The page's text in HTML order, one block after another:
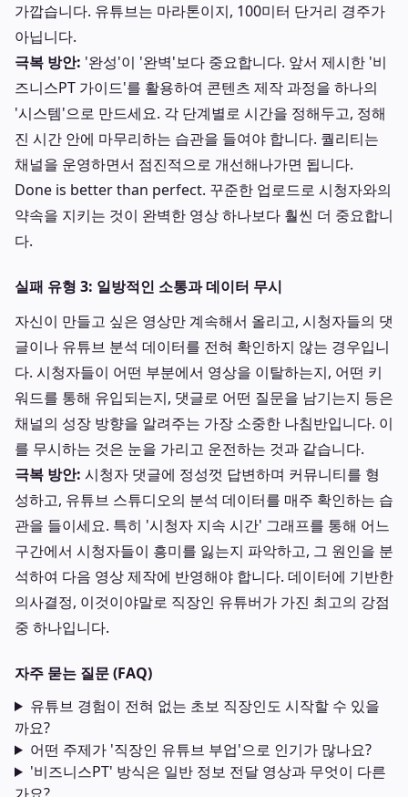
가깝습니다. 유튜브는 마라톤이지, 100미터 단거리 경주가
아닙니다.
극복 방안: '완성'이 '완벽'보다 중요합니다. 앞서 제시한 '비
즈니스PT 가이드'를 활용하여 콘텐츠 제작 과정을 하나의
'시스템'으로 만드세요. 각 단계별로 시간을 정해두고, 정해
진 시간 안에 마무리하는 습관을 들여야 합니다. 퀄리티는
채널을 운영하면서 점진적으로 개선해나가면 됩니다.
Done is better than perfect. 꾸준한 업로드로 시청자와의
약속을 지키는 것이 완벽한 영상 하나보다 훨씬 더 중요합니
다.
실패 유형 3: 일방적인 소통과 데이터 무시
자신이 만들고 싶은 영상만 계속해서 올리고, 시청자들의 댓
글이나 유튜브 분석 데이터를 전혀 확인하지 않는 경우입니
다. 시청자들이 어떤 부분에서 영상을 이탈하는지, 어떤 키
워드를 통해 유입되는지, 댓글로 어떤 질문을 남기는지 등은
채널의 성장 방향을 알려주는 가장 소중한 나침반입니다. 이
를 무시하는 것은 눈을 가리고 운전하는 것과 같습니다.
극복 방안: 시청자 댓글에 정성껏 답변하며 커뮤니티를 형
성하고, 유튜브 스튜디오의 분석 데이터를 매주 확인하는 습
관을 들이세요. 특히 '시청자 지속 시간' 그래프를 통해 어느
구간에서 시청자들이 흥미를 잃는지 파악하고, 그 원인을 분
석하여 다음 영상 제작에 반영해야 합니다. 데이터에 기반한
의사결정, 이것이야말로 직장인 유튜버가 가진 최고의 강점
중 하나입니다.
자주 묻는 질문 (FAQ)
유튜브 경험이 전혀 없는 초보 직장인도 시작할 수 있을
까요?
어떤 주제가 '직장인 유튜브 부업'으로 인기가 많나요?
'비즈니스PT' 방식은 일반 정보 전달 영상과 무엇이 다른